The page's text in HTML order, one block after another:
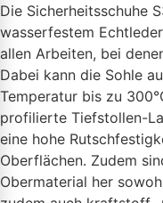
Die Sicherheitsschuhe
wasserfestem
allen Arbeiten, bei
Dabei kann die Sohle
Temperatur bis zu
profilierte Tiefstollen-
eine hohe
Oberflächen. Zudem
Obermaterial her